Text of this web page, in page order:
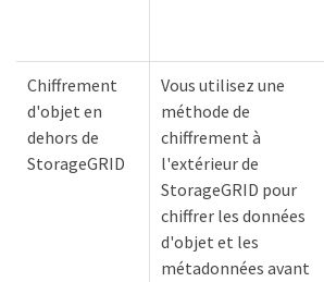
Chiffrement
d'objet en
dehors de
StorageGRID
Vous utilisez une
méthode de
chiffrement à
l'extérieur de
StorageGRID pour
chiffrer les données
d'objet et les
métadonnées avant